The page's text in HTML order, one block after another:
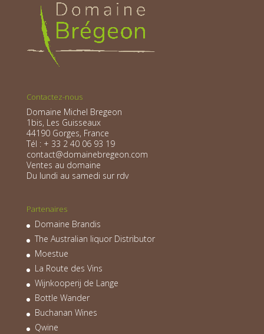
Contactez-nous
Domaine Michel Bregeon
1bis, Les Guisseaux
44190 Gorges, France
Tél : + 33 2 40 06 93 19
contact@domainebregeon.com
Ventes au domaine
Du lundi au samedi sur rdv
Partenaires
Domaine Brandis
The Australian liquor Distributor
Moestue
La Route des Vins
Wijnkooperij de Lange
Bottle Wander
Buchanan Wines
Qwine